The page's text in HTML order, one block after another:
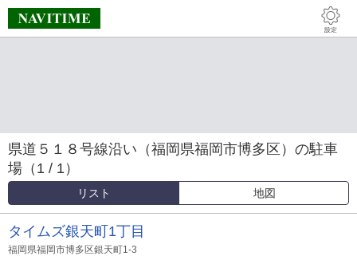
県道５１８号線沿い（福岡県福岡市博多区）の駐車
場（1 / 1）
リスト 地図
タイムズ銀天町1丁目
福岡県福岡市博多区銀天町1-3